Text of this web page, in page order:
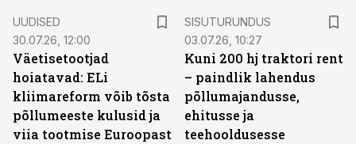
UUDISED
30.07.26, 12:00
Väetisetootjad
hoiatavad: ELi
kliimareform võib tõsta
põllumeeste kulusid ja
viia tootmise Euroopast
SISUTURUNDUS
03.07.26, 10:27
Kuni 200 hj traktori rent
– paindlik lahendus
põllumajandusse,
ehitusse ja
teehooldusesse